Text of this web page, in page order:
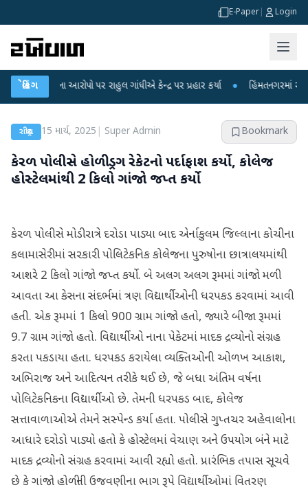
E-Paper Login
બ્રેકિંગ
લીકના આરોપો પર રાહુલ ગાંધીએ કેન્દ્ર પર પ્રહાર કર્યા ● હિંમતનગરમાં રહસ્યમય
રાષ્ટ્રીય 15 માર્ચ, 2025 Super Admin Bookmark
કેરળ પોલીસે હોળી ડ્રગ રેકેટનો પર્દાફાશ કર્યો, કોલેજ
હોસ્ટેલમાંથી 2 કિલો ગાંજો જપ્ત કર્યો
કેરળ પોલીસે મોડી રાત્રે દરોડા પાડ્યા બાદ એર્નાકુલમ જિલ્લાના કોચીના
કલામાસેરીમાં સરકારી પોલિટેકનિક કોલેજના પુરુષોના છાત્રાલયમાંથી
આશરે 2 કિલો ગાંજો જપ્ત કર્યો. બે અલગ અલગ રૂમમાં ગાંજો મળી
આવતા આ કેસના સંદર્ભમાં ત્રણ વિદ્યાર્થીઓની ધરપકડ કરવામાં આવી
હતી. એક રૂમમાં 1 કિલો 900 ગ્રામ ગાંજો હતો, જ્યારે બીજા રૂમમાં
9.7 ગ્રામ ગાંજો હતો. વિદ્યાર્થીઓ નાના પેકેટમાં માદક દ્રવ્યોનો સંગ્રહ
કરતા પકડાયા હતા. ધરપકડ કરાયેલા વ્યક્તિઓની ઓળખ આકાશ,
અભિરાજ અને આદિત્યન તરીકે થઈ છે, જે બધા અંતિમ વર્ષના
પોલિટેકનિકના વિદ્યાર્થીઓ છે. તેમની ધરપકડ બાદ, કોલેજ
સત્તાવાળાઓએ તેમને સસ્પેન્ડ કર્યા હતા. પોલીસે ગુપ્તચર અહેવાલોના
આધારે દરોડો પાડ્યો હતો કે હોસ્ટેલમાં વેચાણ અને ઉપયોગ બંને માટે
માદક દ્રવ્યોનો સંગ્રહ કરવામાં આવી રહ્યો હતો. પ્રારંભિક તપાસ સૂચવે
છે કે ગાંજો હોળીની ઉજવણીના ભાગ રૂપે વિદ્યાર્થીઓમાં વિતરણ